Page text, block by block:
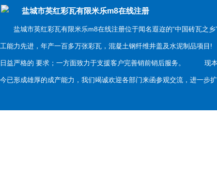
盐城市英红彩瓦有限米乐m8在线注册
盐城市英红彩瓦有限米乐m8在线注册位于闻名遐迩的“中国砖瓦之乡
工能力先进，年产一百多万张彩瓦，混凝土钢纤维井盖及水泥制品项
日益严格的 要求；一方面致力于支援客户完善销前销后服务。 现本
今已形成雄厚的成产能力，我们竭诚欢迎各部门来函参观交流，进一